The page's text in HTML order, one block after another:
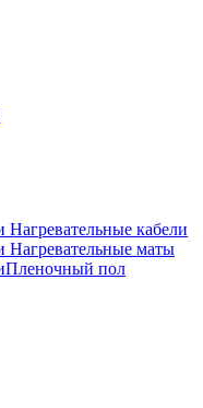
Нагревательные кабели
Нагревательные маты
Пленочный пол